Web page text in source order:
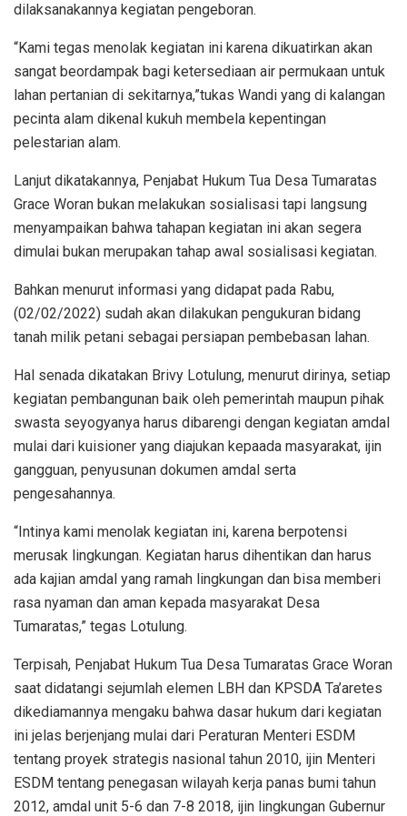
dilaksanakannya kegiatan pengeboran.
“Kami tegas menolak kegiatan ini karena dikuatirkan akan
sangat beordampak bagi ketersediaan air permukaan untuk
lahan pertanian di sekitarnya,”tukas Wandi yang di kalangan
pecinta alam dikenal kukuh membela kepentingan
pelestarian alam.
Lanjut dikatakannya, Penjabat Hukum Tua Desa Tumaratas
Grace Woran bukan melakukan sosialisasi tapi langsung
menyampaikan bahwa tahapan kegiatan ini akan segera
dimulai bukan merupakan tahap awal sosialisasi kegiatan.
Bahkan menurut informasi yang didapat pada Rabu,
(02/02/2022) sudah akan dilakukan pengukuran bidang
tanah milik petani sebagai persiapan pembebasan lahan.
Hal senada dikatakan Brivy Lotulung, menurut dirinya, setiap
kegiatan pembangunan baik oleh pemerintah maupun pihak
swasta seyogyanya harus dibarengi dengan kegiatan amdal
mulai dari kuisioner yang diajukan kepaada masyarakat, ijin
gangguan, penyusunan dokumen amdal serta
pengesahannya.
“Intinya kami menolak kegiatan ini, karena berpotensi
merusak lingkungan. Kegiatan harus dihentikan dan harus
ada kajian amdal yang ramah lingkungan dan bisa memberi
rasa nyaman dan aman kepada masyarakat Desa
Tumaratas,” tegas Lotulung.
Terpisah, Penjabat Hukum Tua Desa Tumaratas Grace Woran
saat didatangi sejumlah elemen LBH dan KPSDA Ta’aretes
dikediamannya mengaku bahwa dasar hukum dari kegiatan
ini jelas berjenjang mulai dari Peraturan Menteri ESDM
tentang proyek strategis nasional tahun 2010, ijin Menteri
ESDM tentang penegasan wilayah kerja panas bumi tahun
2012, amdal unit 5-6 dan 7-8 2018, ijin lingkungan Gubernur